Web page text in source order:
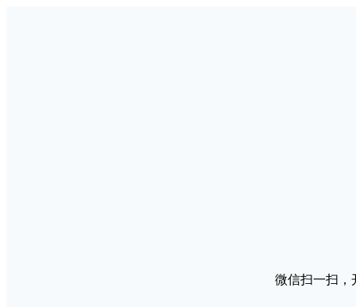
微信扫一扫，